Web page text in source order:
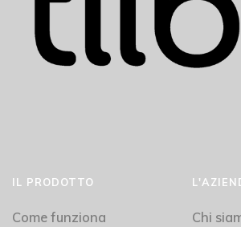
IL PRODOTTO
Come funziona Chi